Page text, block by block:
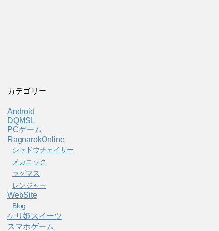
カテゴリー
Android
DQMSL
PCゲーム
RagnarokOnline
シャドウチェイサー
メカニック
ラグマス
レンジャー
WebSite
Blog
ケリ姫スイーツ
スマホゲーム